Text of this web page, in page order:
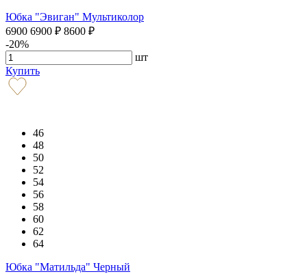
Юбка "Эвиган" Мультиколор
6900 6900 ₽ 8600 ₽
-20%
шт
Купить
46
48
50
52
54
56
58
60
62
64
Юбка "Матильда" Черный